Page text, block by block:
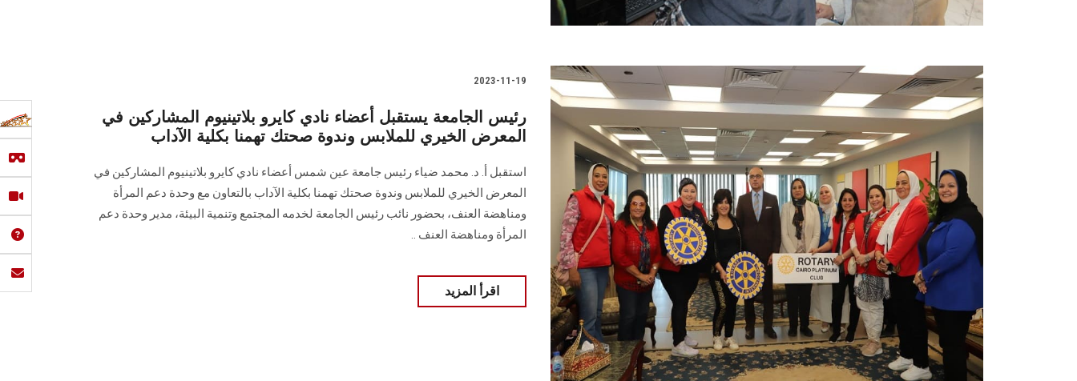
2023-11-19
رئيس الجامعة يستقبل أعضاء نادي كايرو بلاتينيوم المشاركين في
المعرض الخيري للملابس وندوة صحتك تهمنا بكلية الآداب
استقبل أ. د. محمد ضياء رئيس جامعة عين شمس أعضاء نادي كايرو بلاتينيوم المشاركين في
المعرض الخيري للملابس وندوة صحتك تهمنا بكلية الآداب بالتعاون مع وحدة دعم المرأة
ومناهضة العنف، بحضور نائب رئيس الجامعة لخدمه المجتمع وتنمية البيئة، مدير وحدة دعم
المرأة ومناهضة العنف ..
اقرأ المزيد